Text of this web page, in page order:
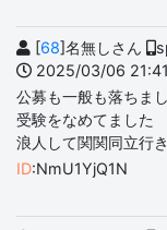
[68]名無しさん
2025/03/06 21:41
公募も一般も落ちま
受験をなめてました
浪人して関関同立行
ID:NmU1YjQ1N